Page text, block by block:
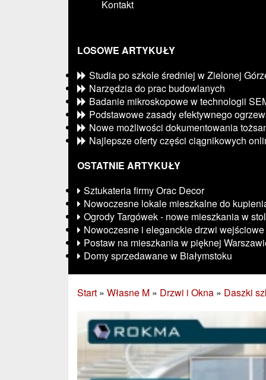
Kontakt
LOSOWE ARTYKUŁY
Studia po szkole średniej w Zielonej
Narzędzia do prac budowlanych
Badanie mikroskopowe w technologii
Podstawowe zasady efektywnego
Nowe możliwości dokumentowania
Najlepsze oferty części ciągnikowych
OSTATNIE ARTYKUŁY
Sztukateria firmy Orac Decor
Nowoczesne lokale mieszkalne do
Ogrody Targówek - nowe mieszkania w
Nowoczesne i eleganckie drzwi wejściowe
Postaw na mieszkania w pięknej
Domy sprzedawane w Białymstoku
Start » Własne M » Drzwi i Okna » Daszki